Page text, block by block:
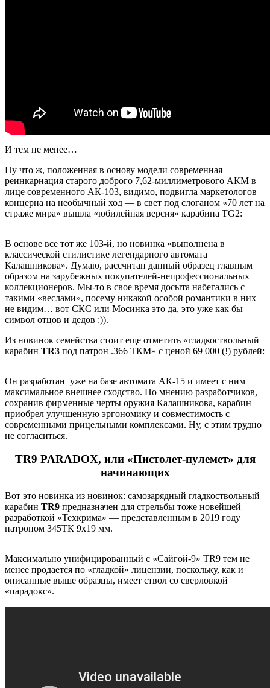
И тем не менее…
Ну что ж, положенная в основу модели современная
реинкарнация старого доброго 7,62-миллиметрового АКМ в
лице современного АК-103, видимо, подвигла маркетологов
концерна на необычный ход — в свет под слоганом «70 лет на
страже мира» вышла «юбилейная версия» карабина TG2:
В основе все тот же 103-й, но новинка «выполнена в
классической стилистике легендарного автомата
Калашникова». Думаю, рассчитан данный образец главным
образом на зарубежных покупателей-непрофессиональных
коллекционеров. Мы-то в свое время досыта набегались с
такими «веслами», посему никакой особой романтики в них
не видим… вот СКС или Мосинка это да, это уже как бы
символ отцов и дедов :)).
Из новинок семейства стоит еще отметить «гладкоствольный
карабин TR3 под патрон .366 ТКМ» с ценой 69 000 (!) рублей:
Он разработан уже на базе автомата АК-15 и имеет с ним
максимальное внешнее сходство. По мнению разработчиков,
сохранив фирменные черты оружия Калашникова, карабин
приобрел улучшенную эргономику и совместимость с
современными прицельными комплексами. Ну, с этим трудно
не согласиться.
TR9 PARADOX, или «Пистолет-пулемет» для
начинающих
Вот это новинка из новинок: самозарядный гладкоствольный
карабин TR9 предназначен для стрельбы тоже новейшей
разработкой «Техкрима» — представленным в 2019 году
патроном 345ТК 9х19 мм.
Максимально унифицированный с «Сайгой-9» TR9 тем не
менее продается по «гладкой» лицензии, поскольку, как и
описанные выше образцы, имеет ствол со сверловкой
«парадокс».